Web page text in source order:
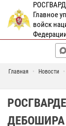
Главное
войск
Главная Новости
ДЕБОШИРА